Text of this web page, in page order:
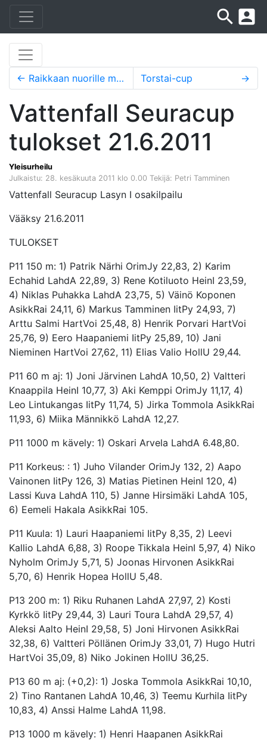
search account_box
← Raikkaan nuorille menestystä FJG:stä Torstai-cup →
Vattenfall Seuracup
tulokset 21.6.2011
Yleisurheilu
Julkaistu: 28. kesäkuuta 2011 klo 0.00 Tekijä: Petri Tamminen
Vattenfall Seuracup Lasyn I osakilpailu
Vääksy 21.6.2011
TULOKSET
P11 150 m: 1) Patrik Närhi OrimJy 22,83, 2) Karim
Echahid LahdA 22,89, 3) Rene Kotiluoto HeinI 23,59,
4) Niklas Puhakka LahdA 23,75, 5) Väinö Koponen
AsikkRai 24,11, 6) Markus Tamminen IitPy 24,93, 7)
Arttu Salmi HartVoi 25,48, 8) Henrik Porvari HartVoi
25,76, 9) Eero Haapaniemi IitPy 25,89, 10) Jani
Nieminen HartVoi 27,62, 11) Elias Valio HollU 29,44.
P11 60 m aj: 1) Joni Järvinen LahdA 10,50, 2) Valtteri
Knaappila HeinI 10,77, 3) Aki Kemppi OrimJy 11,17, 4)
Leo Lintukangas IitPy 11,74, 5) Jirka Tommola AsikkRai
11,93, 6) Miika Männikkö LahdA 12,27.
P11 1000 m kävely: 1) Oskari Arvela LahdA 6.48,80.
P11 Korkeus: : 1) Juho Vilander OrimJy 132, 2) Aapo
Vainonen IitPy 126, 3) Matias Pietinen HeinI 120, 4)
Lassi Kuva LahdA 110, 5) Janne Hirsimäki LahdA 105,
6) Eemeli Hakala AsikkRai 105.
P11 Kuula: 1) Lauri Haapaniemi IitPy 8,35, 2) Leevi
Kallio LahdA 6,88, 3) Roope Tikkala HeinI 5,97, 4) Niko
Nyholm OrimJy 5,71, 5) Joonas Hirvonen AsikkRai
5,70, 6) Henrik Hopea HollU 5,48.
P13 200 m: 1) Riku Ruhanen LahdA 27,97, 2) Kosti
Kyrkkö IitPy 29,44, 3) Lauri Toura LahdA 29,57, 4)
Aleksi Aalto HeinI 29,58, 5) Joni Hirvonen AsikkRai
32,38, 6) Valtteri Pöllänen OrimJy 33,01, 7) Hugo Hutri
HartVoi 35,09, 8) Niko Jokinen HollU 36,25.
P13 60 m aj: (+0,2): 1) Joska Tommola AsikkRai 10,10,
2) Tino Rantanen LahdA 10,46, 3) Teemu Kurhila IitPy
10,83, 4) Anssi Halme LahdA 11,98.
P13 1000 m kävely: 1) Henri Haapanen AsikkRai